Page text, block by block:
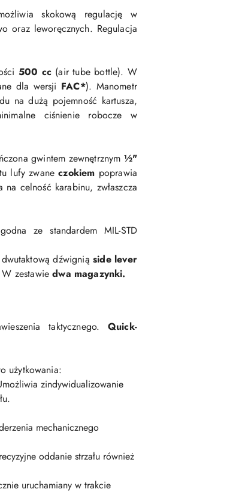
skokową regulację w
oraz leworęcznych. Regulacja
500 cc(air tube bottle). W
dla wersji FAC*). Manometr
na dużą pojemność kartusza,
ciśnienie robocze w
gwintem zewnętrznym ½"
lufy zwane czokiem poprawia
celność karabinu, zwłaszcza
ze standardem MIL-STD
dwutaktową dźwigniąside lever
zestawie dwa magazynki.
taktycznego. Quick-
użytkowania:
zindywidualizowanie
mechanicznego
oddanie strzału również
uruchamiany w trakcie